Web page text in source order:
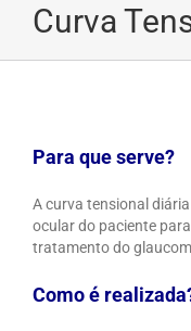
Curva
Para que serve?
A curva tensional
ocular do paciente
tratamento do
Como é